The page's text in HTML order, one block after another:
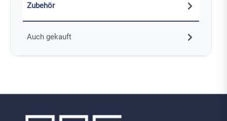
Zubehör
Auch gekauft